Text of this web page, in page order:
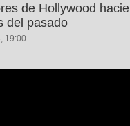
de Hollywood
del pasado
19:00